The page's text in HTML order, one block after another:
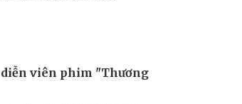
viên phim "Thương